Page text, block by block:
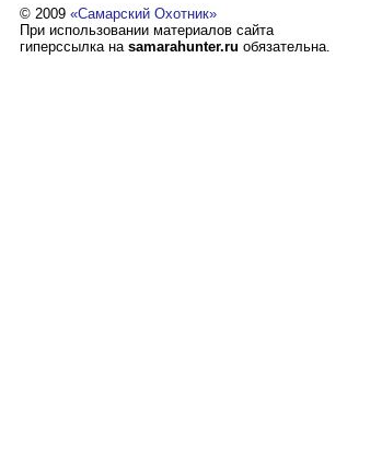
© 2009 «Самарский Охотник»
При использовании материалов сайта
гиперссылка на samarahunter.ru обязательна.